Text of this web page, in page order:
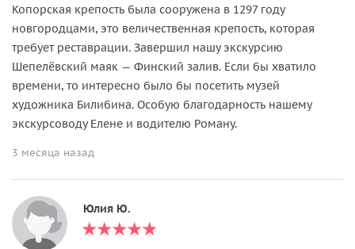
Копорская крепость была сооружена в 1297 году
новгородцами, это величественная крепость, которая
требует реставрации. Завершил нашу экскурсию
Шепелёвский маяк — Финский залив. Если бы хватило
времени, то интересно было бы посетить музей
художника Билибина. Особую благодарность нашему
экскурсоводу Елене и водителю Роману.
3 месяца назад
Юлия Ю.